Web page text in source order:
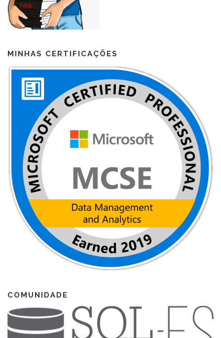
MINHAS CERTIFICAÇÕES
COMUNIDADE